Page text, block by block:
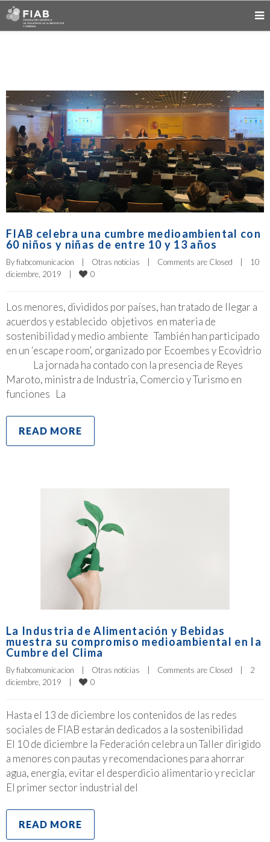
FIAB celebra una cumbre medioambiental con
60 niños y niñas de entre 10 y 13 años
By fiabcomunicacion | Otras noticias | Comments are Closed |
10
diciembre, 2019
| 0
Los menores, divididos por países, han tratado de llegar a
acuerdos y establecido objetivos en materia de
sostenibilidad y medio ambiente También han participado
en un ‘escape room’, organizado por Ecoembes y Ecovidrio
La jornada ha contado con la presencia de Reyes
Maroto, ministra de Industria, Comercio y Turismo en
funciones La
READ MORE
La Industria de Alimentación y Bebidas
muestra su compromiso medioambiental en la
Cumbre del Clima
By fiabcomunicacion Otras noticias Comments are Closed
2
diciembre, 2019
0
Hasta el 13 de diciembre los contenidos de las redes
sociales de FIAB estarán dedicados a la sostenibilidad
El 10 de diciembre la Federación celebra un Taller dirigido
a menores con pautas y recomendaciones para ahorrar
agua, energía, evitar el desperdicio alimentario y reciclar
El primer sector industrial del
READ MORE